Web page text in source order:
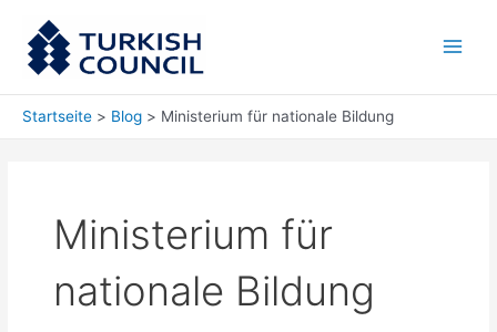
Inhalt
springen
Startseite Blog Ministerium für nationale Bildung
Ministerium für
nationale Bildung